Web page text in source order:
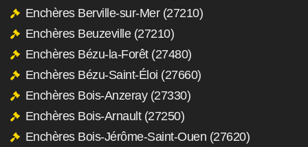
Enchères Berville-sur-Mer (27210)
Enchères Beuzeville (27210)
Enchères Bézu-la-Forêt (27480)
Enchères Bézu-Saint-Éloi (27660)
Enchères Bois-Anzeray (27330)
Enchères Bois-Arnault (27250)
Enchères Bois-Jérôme-Saint-Ouen (27620)